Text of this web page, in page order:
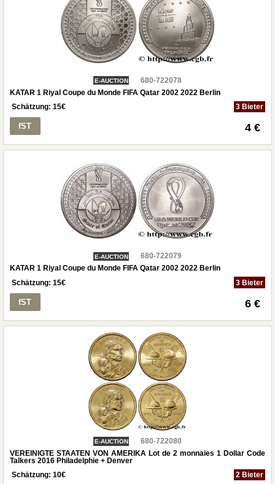
E-AUCTION
680-722078
KATAR 1 Riyal Coupe du Monde FIFA Qatar 2002 2022 Berlin
Schätzung: 15€ 3 Bieter
fST 4 €
E-AUCTION
680-722079
KATAR 1 Riyal Coupe du Monde FIFA Qatar 2002 2022 Berlin
Schätzung: 15€ 3 Bieter
fST 6 €
E-AUCTION
680-722080
VEREINIGTE STAATEN VON AMERIKA Lot de 2 monnaies 1 Dollar Code
Talkers 2016 Philadelphie + Denver
Schätzung: 10€ 2 Bieter